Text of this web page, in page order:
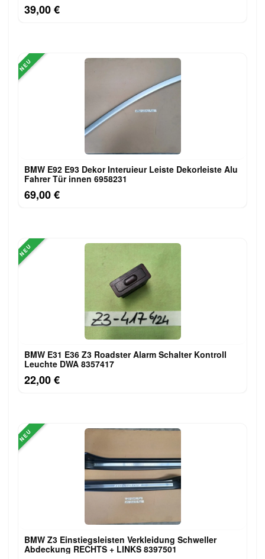
39,00 €
NEU
BMW E92 E93 Dekor Interuieur Leiste Dekorleiste Alu
Fahrer Tür innen 6958231
69,00 €
NEU
BMW E31 E36 Z3 Roadster Alarm Schalter Kontroll
Leuchte DWA 8357417
22,00 €
NEU
BMW Z3 Einstiegsleisten Verkleidung Schweller
Abdeckung RECHTS + LINKS 8397501